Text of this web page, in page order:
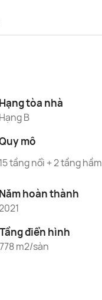
Hạng tòa nhà
Hạng B
mô
15 tầng nổi + 2 tầng hầm
Năm hoàn thành
Tầng điển hình
778 m2/sàn